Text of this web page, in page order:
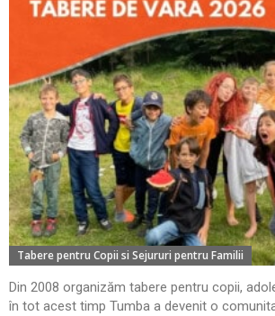
Tabere pentru Copii si Sejururi pentru Familii
Din 2008 organizăm tabere pentru copii,
în tot acest timp Tumba a devenit o